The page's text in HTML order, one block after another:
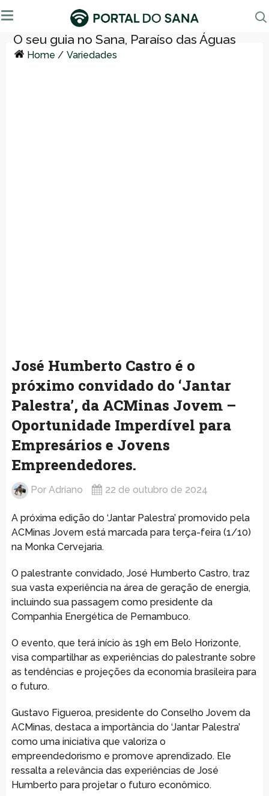
Home / Variedades
José Humberto Castro é o
próximo convidado do ‘Jantar
Palestra’, da ACMinas Jovem –
Oportunidade Imperdível para
Empresários e Jovens
Empreendedores.
Por Adriano 22 de outubro de 2024
A próxima edição do ‘Jantar Palestra’ promovido pela
ACMinas Jovem está marcada para terça-feira (1/10)
na Monka Cervejaria.
O palestrante convidado, José Humberto Castro, traz
sua vasta experiência na área de geração de energia,
incluindo sua passagem como presidente da
Companhia Energética de Pernambuco.
O evento, que terá início às 19h em Belo Horizonte,
visa compartilhar as experiências do palestrante sobre
as tendências e projeções da economia brasileira para
o futuro.
Gustavo Figueroa, presidente do Conselho Jovem da
ACMinas, destaca a importância do ‘Jantar Palestra’
como uma iniciativa que valoriza o
empreendedorismo e promove aprendizado. Ele
ressalta a relevância das experiências de José
Humberto para projetar o futuro econômico.